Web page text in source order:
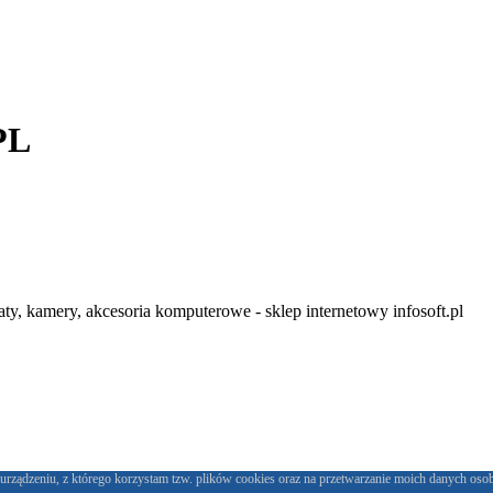
kamery, akcesoria komputerowe - sklep internetowy infosoft.pl
z którego korzystam tzw. plików cookies oraz na przetwarzanie moich danych